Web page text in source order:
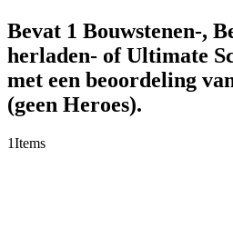
Bevat 1 Bouwstenen-,
herladen- of Ultimate
met een beoordeling
(geen Heroes).
1Items